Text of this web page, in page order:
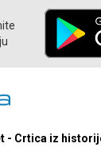
- Crtica iz